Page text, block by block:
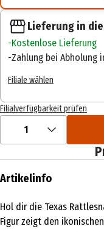
Lieferung in
Kostenlose Lieferung
Zahlung bei Abholung
Filiale wählen
Filialverfügbarkeit prüfen
1
Artikelinfo
Hol dir die Texas
Figur zeigt den